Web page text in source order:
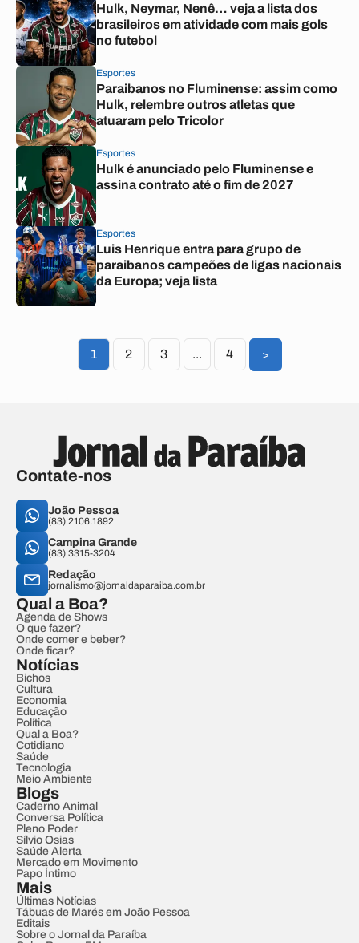
Hulk, Neymar, Nenê… veja a lista dos
brasileiros em atividade com mais gols
no futebol
Esportes
Paraibanos no Fluminense: assim como
Hulk, relembre outros atletas que
atuaram pelo Tricolor
Esportes
Hulk é anunciado pelo Fluminense e
assina contrato até o fim de 2027
Esportes
Luis Henrique entra para grupo de
paraibanos campeões de ligas nacionais
da Europa; veja lista
1 2 3 ... 4 >
Contate-nos
João Pessoa
(83) 2106.1892
Campina Grande
(83) 3315-3204
Redação
jornalismo@jornaldaparaiba.com.br
Qual a Boa?
Agenda de Shows
O que fazer?
Onde comer e beber?
Onde ficar?
Notícias
Bichos
Cultura
Economia
Educação
Política
Qual a Boa?
Cotidiano
Saúde
Tecnologia
Meio Ambiente
Blogs
Caderno Animal
Conversa Política
Pleno Poder
Sílvio Osias
Saúde Alerta
Mercado em Movimento
Papo Íntimo
Mais
Últimas Notícias
Tábuas de Marés em João Pessoa
Editais
Sobre o Jornal da Paraíba